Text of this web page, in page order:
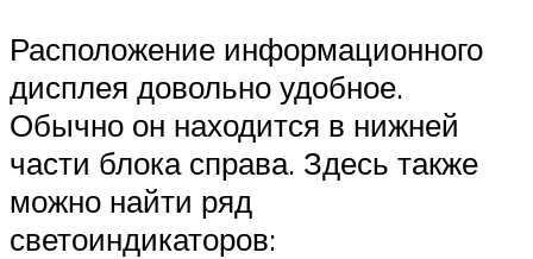
Расположение информационного
дисплея довольно удобное.
Обычно он находится в нижней
части блока справа. Здесь также
можно найти ряд
светоиндикаторов: